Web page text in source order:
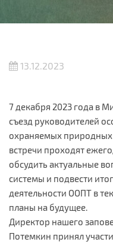
13.12.2023
7 декабря 2023 года в
съезд руководителей
охраняемых природных
встречи проходят
обсудить актуальные
системы и подвести
деятельности ООПТ в
планы на будущее.
Директор нашего
Потемкин принял